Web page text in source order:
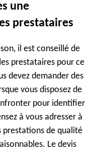
une
prestataires
il est conseillé de
prestataires pour ce
devez demander des
vous disposez de
pour identifier
à vous adresser à
prestations de qualité
Le devis